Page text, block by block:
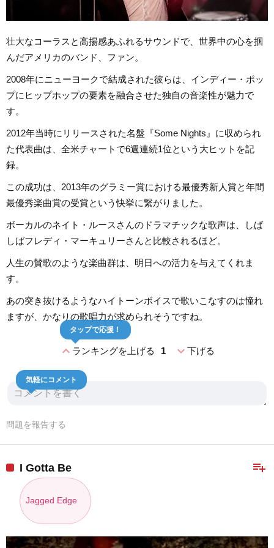
壮大なコーラスと高揚感あふれるサウンドで、世界中の心を掴
んだアメリカのバンド、ファン。
2008年にニューヨークで結成された彼らは、インディー・ポッ
プにヒップホップの要素を融合させた独自の音楽性が魅力で
す。
2012年当時にリリースされた名盤『Some Nights』に収められ
た代表曲は、全米チャートで6週連続1位という大ヒットを記
録。
この成功は、2013年のグラミー賞における最優秀新人賞と年間
最優秀楽曲賞の受賞という快挙に繋がりました。
ボーカルのネイト・ルースさんのドラマチックな歌声は、しば
しばフレディ・マーキュリーさんと比較されるほど。
人生の賛歌のような楽曲群は、明日への活力を与えてくれま
す。
あの突き抜けるようなハイトーンボイスで歌いこなすのは憧れ
ますが、かなりの歌唱力が求められそうですね。
expand_lessランキングを上げる 1
タップで応援！
expand_more下げる
気軽にコメント
問題を報告する
playlist_add
I Gotta Be
Jagged Edge